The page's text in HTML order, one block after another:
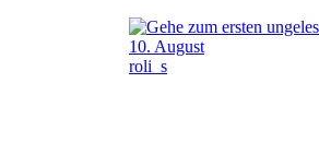
10. August
roli_s